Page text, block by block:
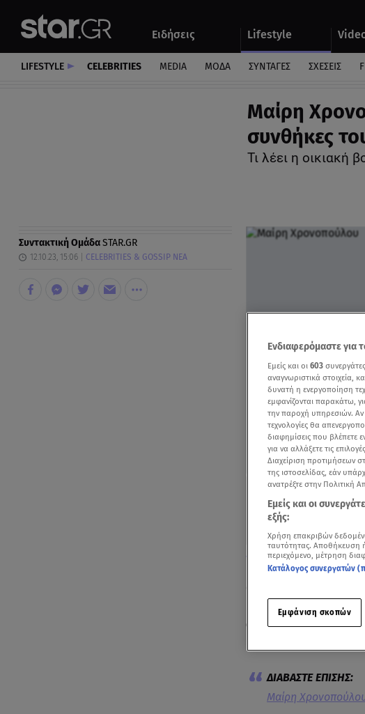
Ειδήσεις Lifestyle
Αυτοκίνητο
LIFESTYLE CELEBRITIES MEDIA ΜΟΔΑ ΣΥΝΤΑΓΕΣ ΣΧΕΣΕΙΣ
Μαίρη
συνθήκες
Τι λέει η οικιακή
Συντακτική ΟμάδαSTAR.GR
12.10.23, 15:06 CELEBRITIES & GOSSIP ΝΕΑ
Δείτε το ρεπορτάζ από την
Παρασκευή, καθώς
φορούσε την ημέρα
Μαίρη
Ενδιαφερόμαστε για
Εμείς και οι 603
αναγνωριστικά στοιχεία,
δυνατή η ενεργοποίηση
εμφανίζονται παρακάτω,
την παροχή υπηρεσιών.
τεχνολογίες θα
διαφημίσεις που βλέπετε
για να αλλάξετε τις
Διαχείριση προτιμήσεων
της ιστοσελίδας, εάν
ανατρέξτε στην Πολιτική
Εμείς και οι
εξής:
Χρήση επακριβών
ταυτότητας. Αποθήκευση
περιεχόμενο, μέτρηση
Κατάλογος συνεργατών
Εμφάνιση σκοπών